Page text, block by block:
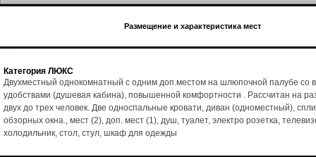
Размещение и характеристика мест
Категория ЛЮКС
Двухместный однокомнатный с одним доп.местом на шлюпочной палубе со
удобствами (душевая кабина), повышенной комфортности . Рассчитан на
двух до трех человек. Две односпальные кровати, диван (одноместный),
обзорных окна., мест (2), доп. мест (1), душ, туалет, электро розетка,
холодильник, стол, стул, шкаф для одежды